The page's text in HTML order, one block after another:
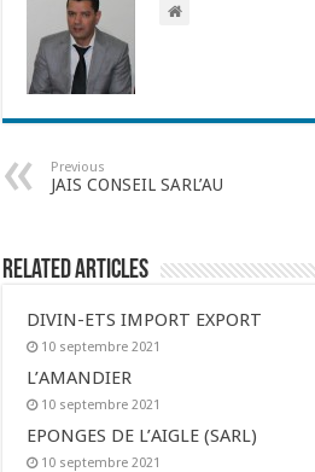
Previous
JAIS CONSEIL SARL’AU
Related Articles
DIVIN-ETS IMPORT EXPORT
10 septembre 2021
L’AMANDIER
10 septembre 2021
EPONGES DE L’AIGLE (SARL)
10 septembre 2021